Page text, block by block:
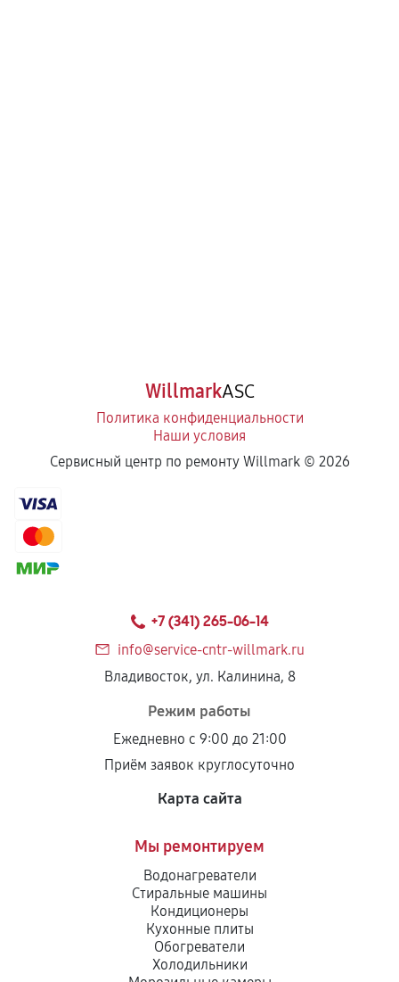
WillmarkASC
Политика конфиденциальности
Наши условия
Сервисный центр по ремонту Willmark © 2026
+7 (341) 265-06-14
info@service-cntr-willmark.ru
Владивосток, ул. Калинина, 8
Режим работы
Ежедневно с 9:00 до 21:00
Приём заявок круглосуточно
Карта сайта
Мы ремонтируем
Водонагреватели
Стиральные машины
Кондиционеры
Кухонные плиты
Обогреватели
Холодильники